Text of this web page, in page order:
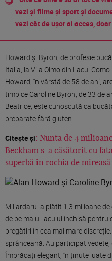
vezi și filme și sport și
vezi cât de ușor ai acces,
Howard și Byron, de profesie
Italia, la Vila Olmo din Lacul
Howard, în vârstă de 58 de ani,
timp ce Caroline Byron, de 33 de
Beatrice, este cunoscută ca
preparate fără gluten.
Citește și: Nunta de 4
Beckham s-a căsătorit cu
superbă în rochia de mireasă
Miliardarul a plătit 1,3 milioane
de pe malul lacului închisă pentru
pregătiri în cea mai mare
sprânceană. Au participat
Îmbrăcați elegant, în ținute luate